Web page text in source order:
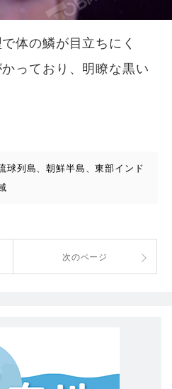
体の鱗が目立ちにく
っており、明瞭な黒い
球列島、朝鮮半島、東部インド
次のページ